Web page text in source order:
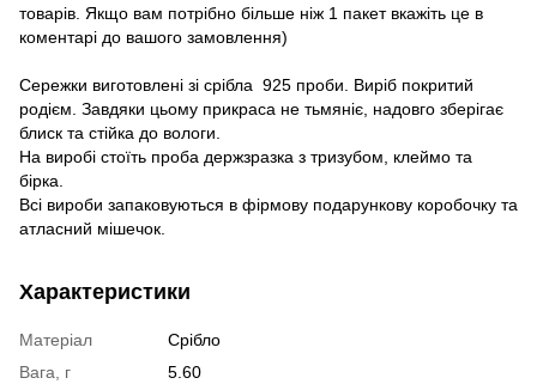
товарів. Якщо вам потрібно більше ніж 1 пакет вкажіть це в
коментарі до вашого замовлення)
Сережки виготовлені зі срібла 925 проби. Виріб покритий
родієм. Завдяки цьому прикраса не тьмяніє, надовго зберігає
блиск та стійка до вологи.
На виробі стоїть проба держзразка з тризубом, клеймо та
бірка.
Всі вироби запаковуються в фірмову подарункову коробочку та
атласний мішечок.
Характеристики
Матеріал
Срібло
Вага, г
5.60